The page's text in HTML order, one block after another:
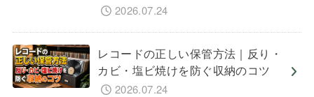
2026.07.24
レコードの正しい保管方法｜反り・
カビ・塩ビ焼けを防ぐ収納のコツ
2026.07.24